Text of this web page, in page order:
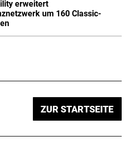
erweitert
um 160 Classic-
ZUR STARTSEITE